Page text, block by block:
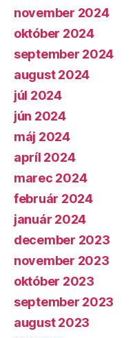
november 2024
október 2024
september 2024
august 2024
júl 2024
jún 2024
máj 2024
apríl 2024
marec 2024
február 2024
január 2024
december 2023
november 2023
október 2023
september 2023
august 2023